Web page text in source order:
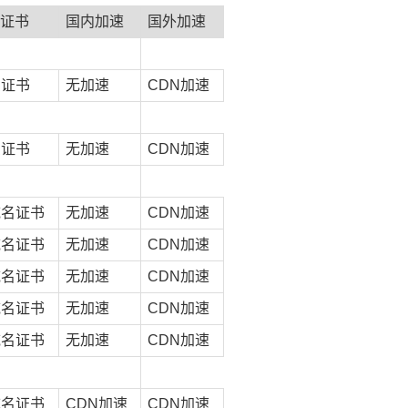
书 国内加速 国外加速
书 无加速 CDN加速
书 无加速 CDN加速
证书 无加速 CDN加速
证书 无加速 CDN加速
证书 无加速 CDN加速
证书 无加速 CDN加速
证书 无加速 CDN加速
证书 CDN加速 CDN加速